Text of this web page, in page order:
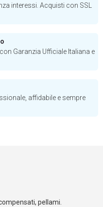
interessi. Acquisti con SSL
Garanzia Ufficiale Italiana e
affidabile e sempre
pellami.